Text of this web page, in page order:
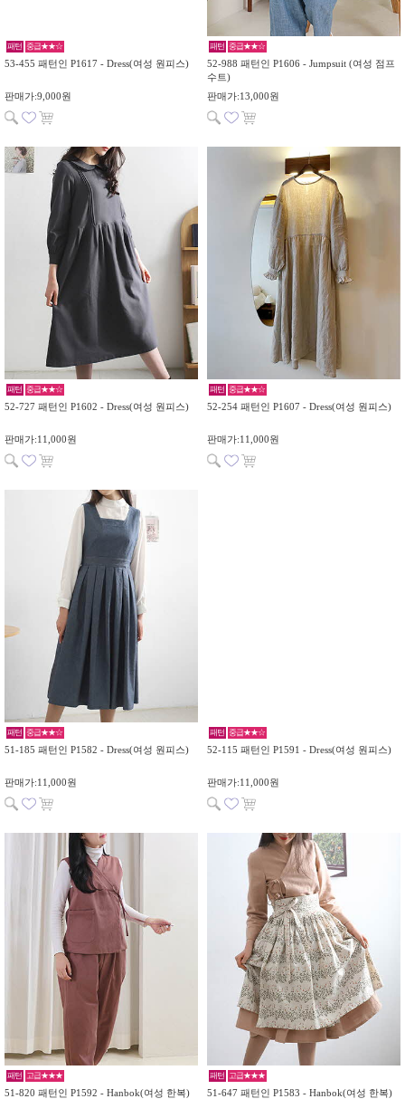
패턴 중급★★☆
53-455 패턴인 P1617 - Dress(여성 원피스)
판매가:9,000원
패턴 중급★★☆
52-988 패턴인 P1606 - Jumpsuit (여성 점프
수트)
판매가:13,000원
패턴 중급★★☆
52-727 패턴인 P1602 - Dress(여성 원피스)
판매가:11,000원
패턴 중급★★☆
52-254 패턴인 P1607 - Dress(여성 원피스)
판매가:11,000원
패턴 중급★★☆
51-185 패턴인 P1582 - Dress(여성 원피스)
판매가:11,000원
패턴 중급★★☆
52-115 패턴인 P1591 - Dress(여성 원피스)
판매가:11,000원
패턴 고급★★★
51-820 패턴인 P1592 - Hanbok(여성 한복)
패턴 고급★★★
51-647 패턴인 P1583 - Hanbok(여성 한복)